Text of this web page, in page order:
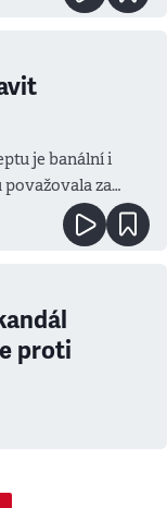
je banální i
za
proti